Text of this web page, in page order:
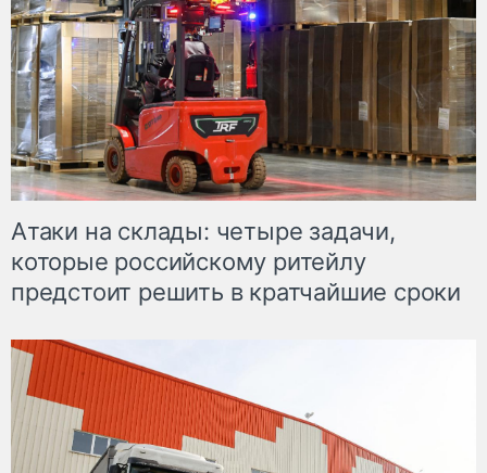
Атаки на склады: четыре задачи,
которые российскому ритейлу
предстоит решить в кратчайшие сроки